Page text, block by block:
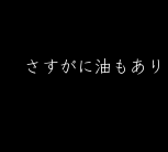
さすがに油もあり